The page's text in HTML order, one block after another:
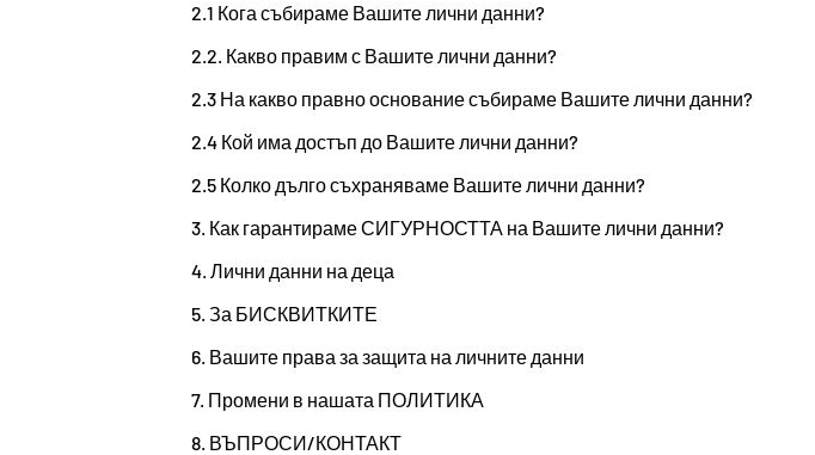
2.1 Кога събираме Вашите лични данни?
2.2. Какво правим с Вашите лични данни?
2.3 На какво правно основание събираме Вашите лични данни?
2.4 Кой има достъп до Вашите лични данни?
2.5 Колко дълго съхраняваме Вашите лични данни?
3. Как гарантираме СИГУРНОСТТА на Вашите лични данни?
4. Лични данни на деца
5. За БИСКВИТКИТЕ
6. Вашите права за защита на личните данни
7. Промени в нашата ПОЛИТИКА
8. ВЪПРОСИ/КОНТАКТ